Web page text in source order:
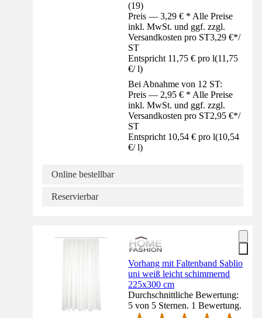
(19)
Preis — 3,29 € * Alle Preise
inkl. MwSt. und ggf. zzgl.
Versandkosten pro ST3,29 €*/
ST
Entspricht 11,75 € pro l(11,75
€/ l)
Bei Abnahme von 12 ST:
Preis — 2,95 € * Alle Preise
inkl. MwSt. und ggf. zzgl.
Versandkosten pro ST2,95 €*/
ST
Entspricht 10,54 € pro l(10,54
€/ l)
Online bestellbar
Reservierbar
Vorhang mit Faltenband Sablio
uni weiß leicht schimmernd
225x300 cm
Durchschnittliche Bewertung:
5 von 5 Sternen. 1 Bewertung.